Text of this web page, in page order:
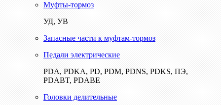
Муфты-тормоз
УД, УВ
Запасные части к муфтам-тормоз
Педали электрические
PDA, PDKA, PD, PDM, PDNS, PDKS, ПЭ,
PDABT, PDABE
Головки делительные